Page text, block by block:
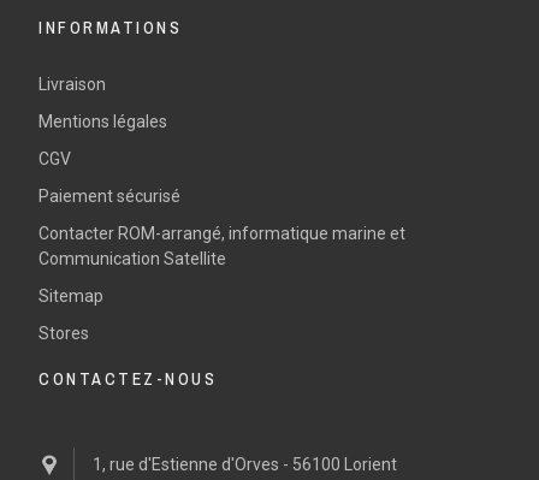
INFORMATIONS
Livraison
Mentions légales
CGV
Paiement sécurisé
Contacter ROM-arrangé, informatique marine et
Communication Satellite
Sitemap
Stores
CONTACTEZ-NOUS
1, rue d'Estienne d'Orves - 56100 Lorient